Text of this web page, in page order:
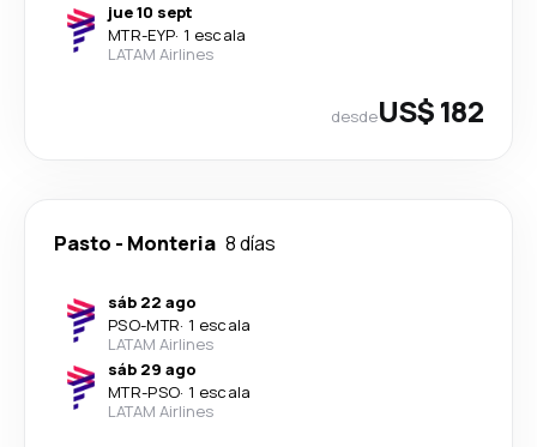
jue 10 sept
MTR-EYP· 1 escala
LATAM Airlines
desdeUS$ 182
Pasto - Monteria 8 días
sáb 22 ago
PSO-MTR· 1 escala
LATAM Airlines
sáb 29 ago
MTR-PSO· 1 escala
LATAM Airlines